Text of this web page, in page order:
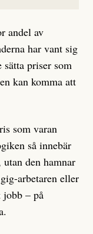
andel av
har vant sig
sätta priser som
kan komma att
som varan
så innebär
den hamnar
arbetaren eller
jobb – på